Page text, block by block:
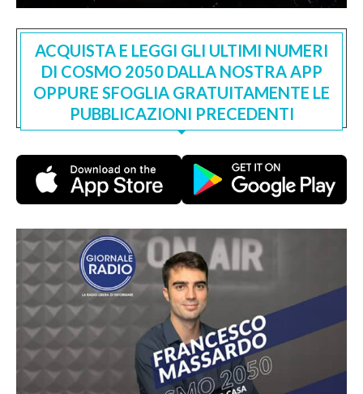
ACQUISTA E LEGGI GLI ULTIMI NUMERI
DI COSMO 2050 DALLA NOSTRA APP
OPPURE SFOGLIA GRATUITAMENTE LE
PUBBLICAZIONI PRECEDENTI